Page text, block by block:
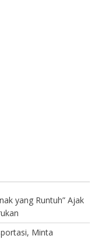
yang Runtuh” Ajak
Minta